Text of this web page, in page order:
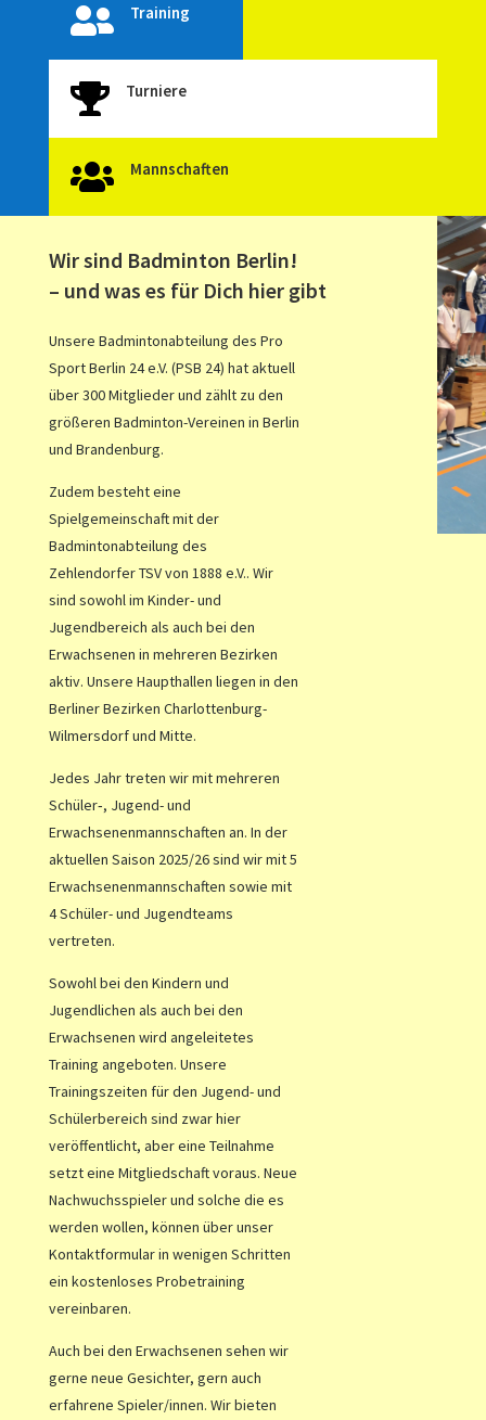
 Training
 Turniere
 Mannschaften
Wir sind Badminton Berlin!
– und was es für Dich hier gibt
Unsere Badmintonabteilung des Pro
Sport Berlin 24 e.V. (PSB 24) hat aktuell
über 300 Mitglieder und zählt zu den
größeren Badminton-Vereinen in Berlin
und Brandenburg.
Zudem besteht eine
Spielgemeinschaft mit der
Badmintonabteilung des
ZehlendorferTSVvon 1888 e.V.. Wir
sind sowohl im Kinder- und
Jugendbereich als auch bei den
Erwachsenen in mehreren Bezirken
aktiv. Unsere Haupthallen liegen in den
Berliner Bezirken Charlottenburg-
Wilmersdorf und Mitte.
Jedes Jahr treten wir mit mehreren
Schüler‑, Jugend- und
Erwachsenenmannschaften an. In der
aktuellen Saison 2025/26 sind wir mit 5
Erwachsenenmannschaften sowie mit
4 Schüler- und Jugendteams
vertreten.
Sowohl bei den Kindern und
Jugendlichen als auch bei den
Erwachsenen wird angeleitetes
Training angeboten. Unsere
Trainingszeiten für den Jugend- und
Schülerbereich sind zwar hier
veröffentlicht, aber eine Teilnahme
setzt eine Mitgliedschaft voraus. Neue
Nachwuchsspieler und solche die es
werden wollen, können über unser
Kontaktformular in wenigen Schritten
ein kostenloses Probetraining
vereinbaren.
Auch bei den Erwachsenen sehen wir
gerne neue Gesichter, gern auch
erfahrene Spieler/innen. Wir bieten